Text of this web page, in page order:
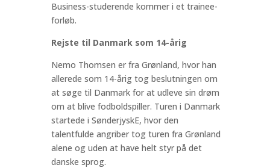
Business-studerende kommer i et trainee-
forløb.
Rejste til Danmark som 14-årig
Nemo Thomsen er fra Grønland, hvor han
allerede som 14-årig tog beslutningen om
at søge til Danmark for at udleve sin drøm
om at blive fodboldspiller. Turen i Danmark
startede i SønderjyskE, hvor den
talentfulde angriber tog turen fra Grønland
alene og uden at have helt styr på det
danske sprog.